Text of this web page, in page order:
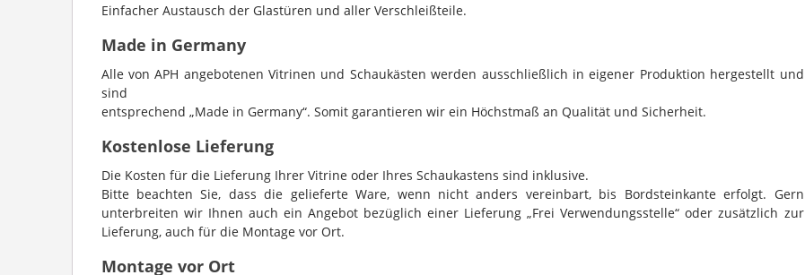
Einfacher Austausch der Glastüren und aller Verschleißteile.
Made in Germany
Alle von APH angebotenen Vitrinen und Schaukästen werden ausschließlich in eigener Produktion hergestellt und
sind
entsprechend „Made in Germany“. Somit garantieren wir ein Höchstmaß an Qualität und Sicherheit.
Kostenlose Lieferung
Die Kosten für die Lieferung Ihrer Vitrine oder Ihres Schaukastens sind inklusive.
Bitte beachten Sie, dass die gelieferte Ware, wenn nicht anders vereinbart, bis Bordsteinkante erfolgt. Gern
unterbreiten wir Ihnen auch ein Angebot bezüglich einer Lieferung „Frei Verwendungsstelle“ oder zusätzlich zur
Lieferung, auch für die Montage vor Ort.
Montage vor Ort